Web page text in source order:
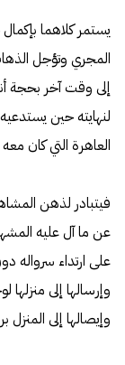
يستمر كلاهما
المجري وتؤجل
إلى وقت آخر بحجة
لنهايته حين
العاهرة التي كان
فيتبادر لذهن
عن ما آل عليه
على ارتداء سرواله
وإرسالها إلى
وإيصالها إلى المنزل